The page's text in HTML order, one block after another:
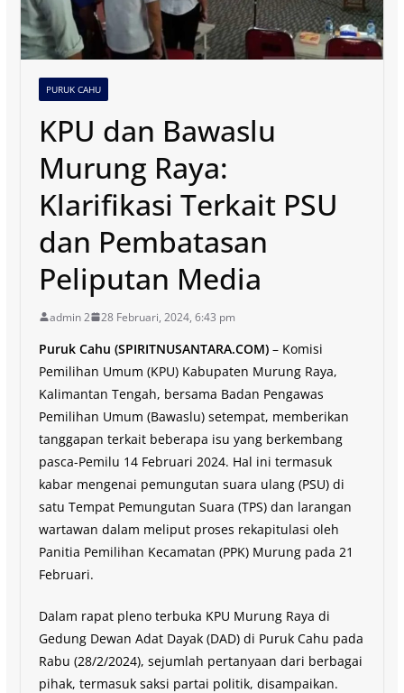
PURUK CAHU
KPU dan Bawaslu
Murung Raya:
Klarifikasi Terkait PSU
dan Pembatasan
Peliputan Media
admin 2 28 Februari, 2024, 6:43 pm
Puruk Cahu (SPIRITNUSANTARA.COM)– Komisi
Pemilihan Umum (KPU) Kabupaten Murung Raya,
Kalimantan Tengah, bersama Badan Pengawas
Pemilihan Umum (Bawaslu) setempat, memberikan
tanggapan terkait beberapa isu yang berkembang
pasca-Pemilu 14 Februari 2024. Hal ini termasuk
kabar mengenai pemungutan suara ulang (PSU) di
satu Tempat Pemungutan Suara (TPS) dan larangan
wartawan dalam meliput proses rekapitulasi oleh
Panitia Pemilihan Kecamatan (PPK) Murung pada 21
Februari.
Dalam rapat pleno terbuka KPU Murung Raya di
Gedung Dewan Adat Dayak (DAD) di Puruk Cahu pada
Rabu (28/2/2024), sejumlah pertanyaan dari berbagai
pihak, termasuk saksi partai politik, disampaikan.